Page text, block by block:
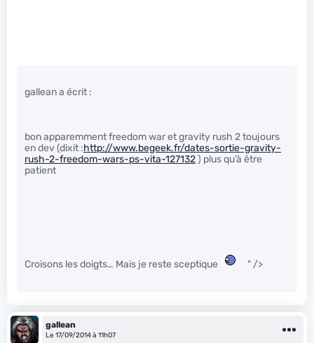
gallean a écrit :
bon apparemment freedom war et gravity rush 2 toujours
en dev (dixit :http://www.begeek.fr/dates-sortie-gravity-
rush-2-freedom-wars-ps-vita-127132) plus qu’à être
patient
Croisons les doigts… Mais je reste sceptique " />
gallean
Le 17/09/2014 à 11h07